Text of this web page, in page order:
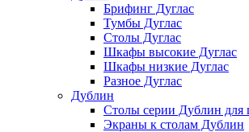
Брифинг Дуглас
Тумбы Дуглас
Столы Дуглас
Шкафы высокие Дуглас
Шкафы низкие Дуглас
Разное Дуглас
Дублин
Столы серии Дублин для
Экраны к столам Дублин